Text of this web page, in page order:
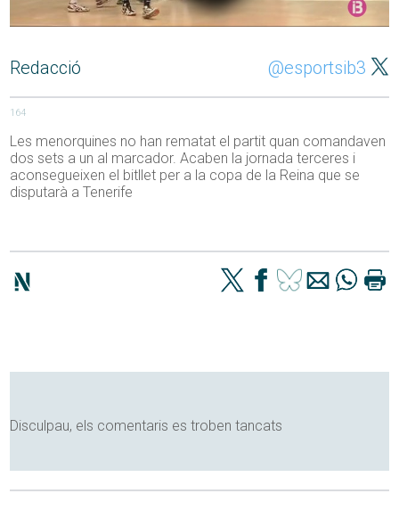
Redacció @esportsib3
164
Les menorquines no han rematat el partit quan comandaven
dos sets a un al marcador. Acaben la jornada terceres i
aconsegueixen el bitllet per a la copa de la Reina que se
disputarà a Tenerife
Disculpau, els comentaris es troben tancats